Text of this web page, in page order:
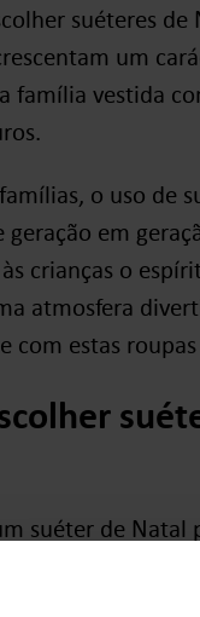
suéteres
um
família vestida
o uso de
em
crianças o
atmosfera
com estas
suéter de
chave.